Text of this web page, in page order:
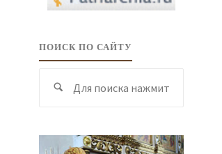
ПОИСК ПО САЙТУ
Поиск